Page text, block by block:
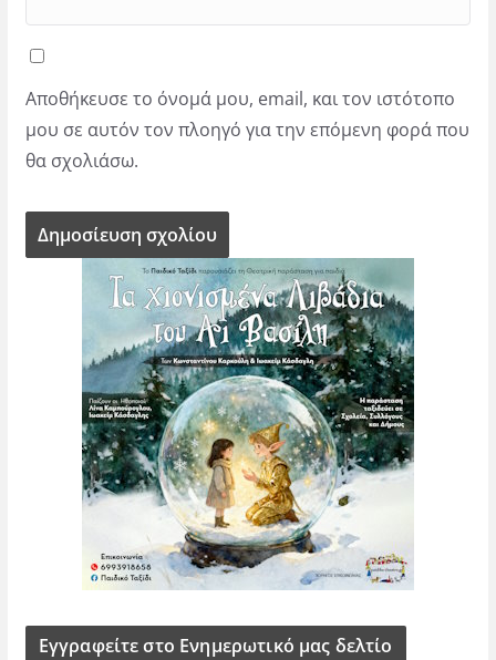
Αποθήκευσε το όνομά μου, email, και τον ιστότοπο
μου σε αυτόν τον πλοηγό για την επόμενη φορά που
θα σχολιάσω.
Εγγραφείτε στο Ενημερωτικό μας δελτίο